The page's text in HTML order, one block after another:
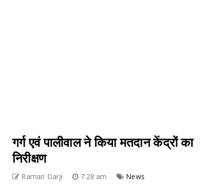
गर्ग एवं पालीवाल ने किया मतदान केंद्रों का
निरीक्षण
Raman Darji 7:28 am News